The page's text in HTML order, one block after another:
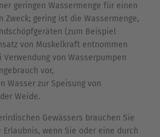
geringen Wassermenge für einen
Zweck; gering ist die Wassermenge,
(zum Beispiel
von Muskelkraft entnommen
Verwendung von Wasserpumpen
vor,
Wasser zur Speisung von
Weide.
Gewässers brauchen Sie
wenn Sie oder eine durch